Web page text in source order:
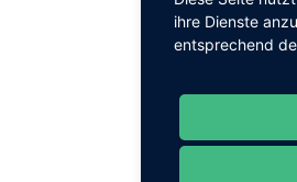
ihre Dienste
entsprechend